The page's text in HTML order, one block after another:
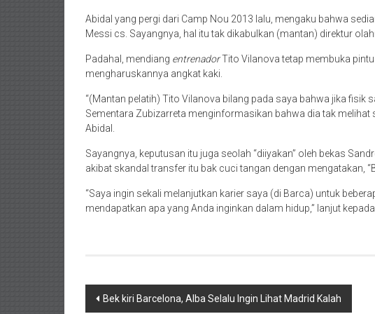
Abidal yang pergi dari Camp Nou 2013 lalu, mengaku bahwa
Messi cs. Sayangnya, hal itu tak dikabulkan (mantan) direktur
Padahal, mendiang entrenadorTito Vilanova tetap membuka pintu
mengharuskannya angkat kaki.
“(Mantan pelatih) Tito Vilanova bilang pada saya bahwa jika fisik
Sementara Zubizarreta menginformasikan bahwa dia tak melihat
Abidal.
Sayangnya, keputusan itu juga seolah “diiyakan” oleh bekas
akibat skandal transfer itu bak cuci tangan dengan mengatakan,
“Saya ingin sekali melanjutkan karier saya (di Barca) untuk
mendapatkan apa yang Anda inginkan dalam hidup,” lanjut kepada
Navigasi
Bek kiri Barcelona, Alba Selalu Ingin Lihat Madrid Kalah